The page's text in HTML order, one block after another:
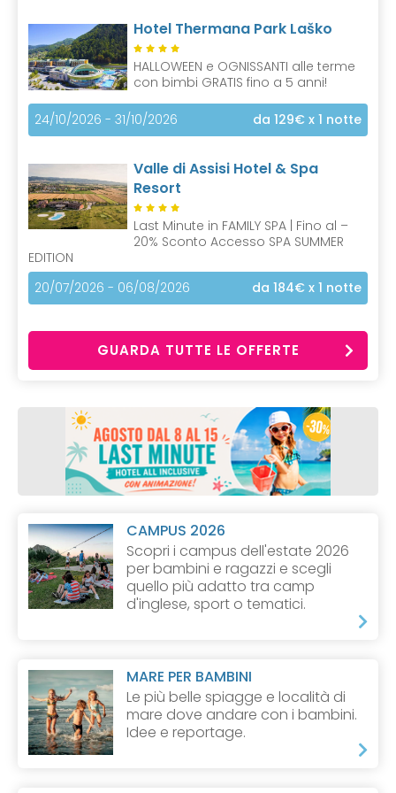
Hotel Thermana Park Laško
HALLOWEEN e OGNISSANTI alle terme
con bimbi GRATIS fino a 5 anni!
24/10/2026 - 31/10/2026 da 129€ x 1 notte
Valle di Assisi Hotel & Spa
Resort
Last Minute in FAMILY SPA | Fino al –
20% Sconto Accesso SPA SUMMER
EDITION
20/07/2026 - 06/08/2026
da 184€ x 1 notte
GUARDA TUTTE LE OFFERTE
CAMPUS 2026
Scopri i campus dell'estate 2026
per bambini e ragazzi e scegli
quello più adatto tra camp
d'inglese, sport o tematici.
MARE PER BAMBINI
Le più belle spiagge e località di
mare dove andare con i bambini.
Idee e reportage.